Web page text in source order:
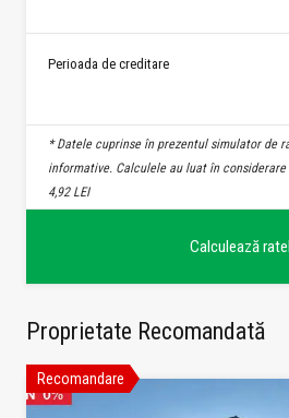
Perioada de creditare
* Datele cuprinse în prezentul simulator de
informative. Calculele au luat în considerare
4,92 LEI
Proprietate Recomandată
Recomandare